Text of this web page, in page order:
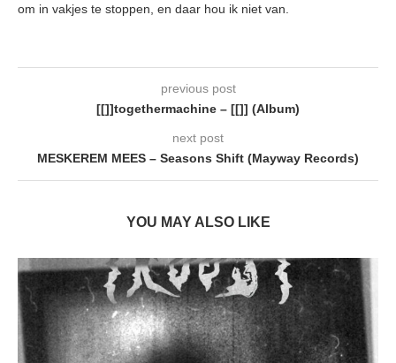
om in vakjes te stoppen, en daar hou ik niet van.
previous post
[[]]togethermachine – [[]] (Album)
next post
MESKEREM MEES – Seasons Shift (Mayway Records)
YOU MAY ALSO LIKE